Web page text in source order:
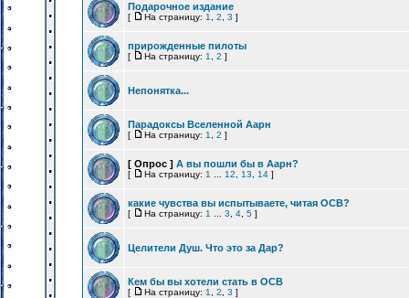
Подарочное издание
[ На страницу: 1 2 3 ]
прирожденные пилоты
[ На страницу: 1 2 ]
Непонятка...
Парадоксы Вселенной Аарн
[ На страницу: 1 2 ]
[ Опрос ] А вы пошли бы в Аарн?
[ На страницу: 1 12 13 14 ]
какие чувства вы испытываете, читая ОСВ?
[ На страницу: 1 3 4 5 ]
Целители Душ. Что это за Дар?
Кем бы вы хотели стать в ОСВ
[ На страницу: 1 2 3 ]